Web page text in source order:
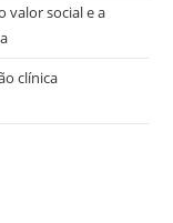
valor social e a
clínica